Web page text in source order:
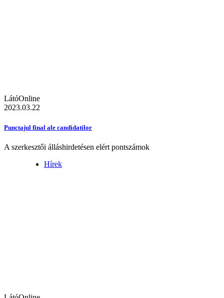
LátóOnline
2023.03.22
Punctajul final ale candidatilor
A szerkesztői álláshirdetésen elért pontszámok
Hírek